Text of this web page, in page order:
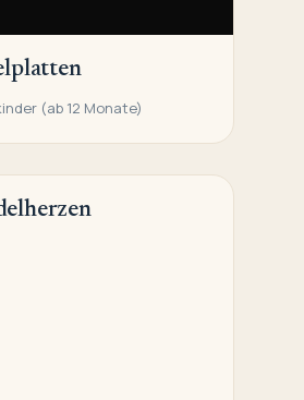
(ab 12 Monate)
NASCHEREIEN